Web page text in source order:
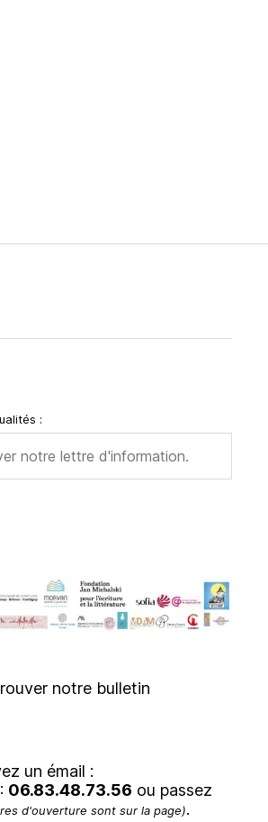
:
notre bulletin
un émail :
06.83.48.73.56 ou passez
d'ouverture sont sur la page).